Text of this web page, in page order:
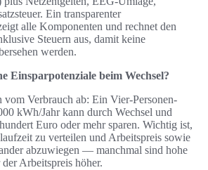
Ein transparenter
alle Komponenten und rechnet den
Steuern aus, damit keine
werden.
Einsparpotenziale beim Wechsel?
vom Verbrauch ab: Ein Vier-Personen-
kWh/Jahr kann durch Wechsel und
Euro oder mehr sparen. Wichtig ist,
zu verteilen und Arbeitspreis sowie
abzuwiegen — manchmal sind hohe
Arbeitspreis höher.